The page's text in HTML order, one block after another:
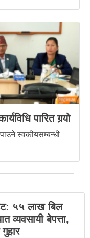
पारित गर्‍यो
स्वकीयसम्बन्धी
५५ लाख बिल
व्यवसायी बेपत्ता,